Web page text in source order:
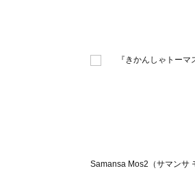
Samansa Mos2（サマンサ